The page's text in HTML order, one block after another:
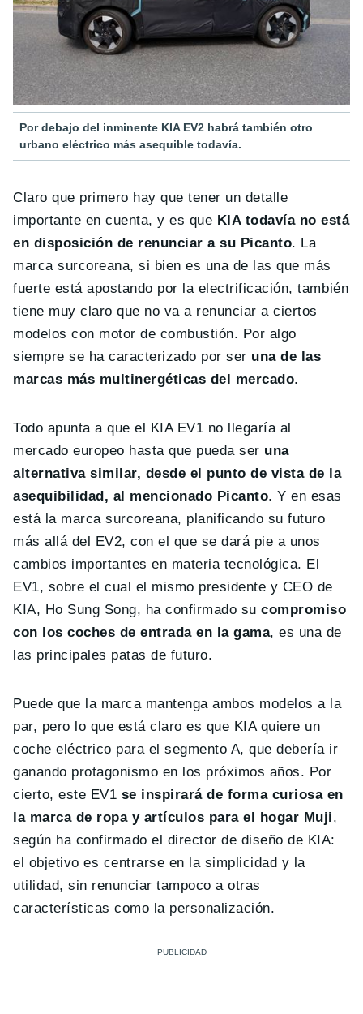
Por debajo del inminente KIA EV2 habrá también otro
urbano eléctrico más asequible todavía.
Claro que primero hay que tener un detalle
importante en cuenta, y es que KIA todavía no está
en disposición de renunciar a su Picanto. La
marca surcoreana, si bien es una de las que más
fuerte está apostando por la electrificación, también
tiene muy claro que no va a renunciar a ciertos
modelos con motor de combustión. Por algo
siempre se ha caracterizado por ser una de las
marcas más multinergéticas del mercado.
Todo apunta a que el KIA EV1 no llegaría al
mercado europeo hasta que pueda ser una
alternativa similar, desde el punto de vista de la
asequibilidad, al mencionado Picanto. Y en esas
está la marca surcoreana, planificando su futuro
más allá del EV2, con el que se dará pie a unos
cambios importantes en materia tecnológica. El
EV1, sobre el cual el mismo presidente y CEO de
KIA, Ho Sung Song, ha confirmado sucompromiso
con los coches de entrada en la gama, es una de
las principales patas de futuro.
Puede que la marca mantenga ambos modelos a la
par, pero lo que está claro es que KIA quiere un
coche eléctrico para el segmento A, que debería ir
ganando protagonismo en los próximos años. Por
cierto, este EV1 se inspirará de forma curiosa en
la marca de ropa y artículos para el hogar Muji,
según ha confirmado el director de diseño de KIA:
el objetivo es centrarse en la simplicidad y la
utilidad, sin renunciar tampoco a otras
características como la personalización.